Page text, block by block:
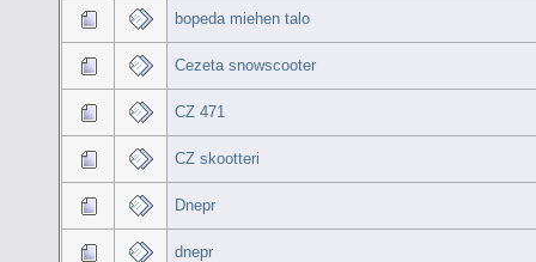
bopeda miehen talo
Cezeta snowscooter
CZ 471
CZ skootteri
Dnepr
dnepr